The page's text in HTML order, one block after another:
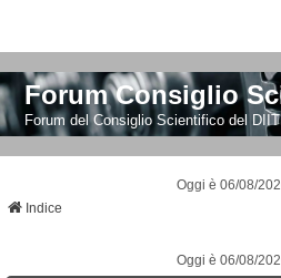
Forum Consiglio
Forum del Consiglio Scientifico del
Oggi è 06/08/
Indice
Oggi è 06/08/